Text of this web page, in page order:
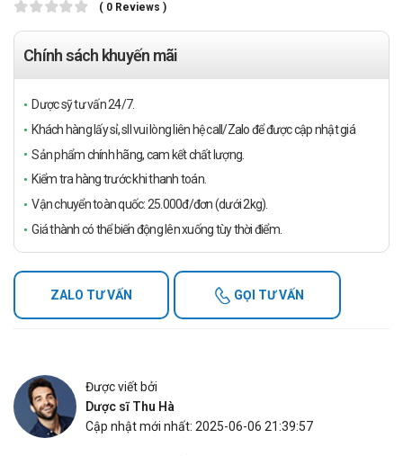
( 0 Reviews )
Chính sách khuyến mãi
Dược sỹ tư vấn 24/7.
Khách hàng lấy sỉ, sll vui lòng liên hệ call/Zalo để được cập nhật giá
Sản phẩm chính hãng, cam kết chất lượng.
Kiểm tra hàng trước khi thanh toán.
Vận chuyển toàn quốc: 25.000đ/đơn (dưới 2kg).
Giá thành có thể biến động lên xuống tùy thời điểm.
ZALO TƯ VẤN GỌI TƯ VẤN
Được viết bởi
Dược sĩ Thu Hà
Cập nhật mới nhất: 2025-06-06 21:39:57